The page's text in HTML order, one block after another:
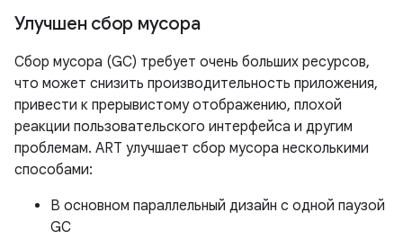
Улучшен сбор мусора
Сбор мусора (GC) требует очень больших ресурсов,
что может снизить производительность приложения,
привести к прерывистому отображению, плохой
реакции пользовательского интерфейса и другим
проблемам. ART улучшает сбор мусора несколькими
способами:
В основном параллельный дизайн с одной паузой
GC